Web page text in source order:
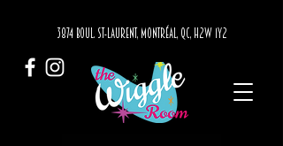
3874 BOUL. ST-LAURENT, MONTRÉAL, QC, H2W 1Y2